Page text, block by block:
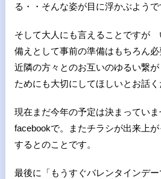
る・・そんな姿が目に浮かぶようで
そして大人にも言えることですが
備えとして事前の準備はもちろん
近隣の方々とのお互いのゆるい繋
ためにも大切にしてほしいとお話く
現在まだ今年の予定は決まってい
facebookで。またチラシが出来上
するとのことです。
最後に「もうすぐバレンタインデ